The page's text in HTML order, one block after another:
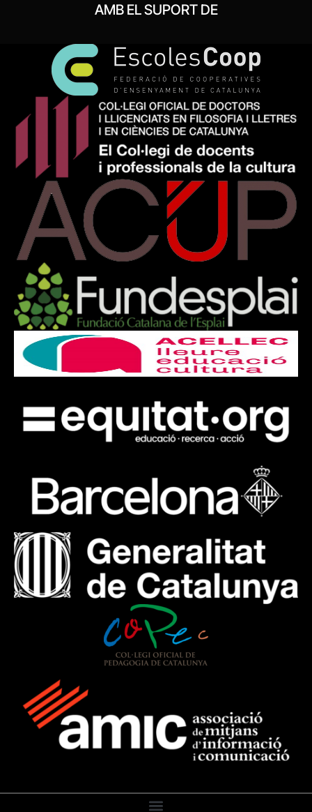
AMB EL SUPORT DE